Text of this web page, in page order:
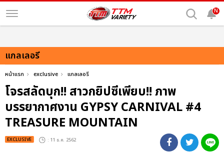
N
แกลเลอรี
หน้าแรก exclusive แกลเลอรี
โจรสลัดบุก!! สาวกยิปซีเพียบ!! ภาพ
บรรยากาศงาน GYPSY CARNIVAL #4
TREASURE MOUNTAIN
EXCLUSIVE : 11 ธ.ค. 2562